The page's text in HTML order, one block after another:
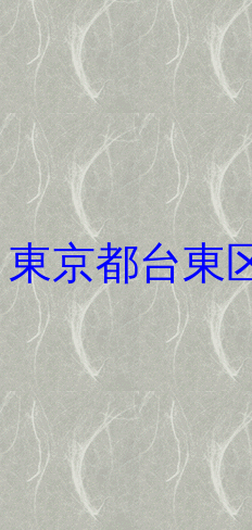
東京都台東